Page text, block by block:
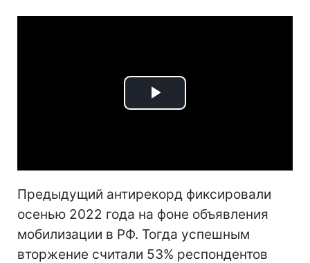
Play
Предыдущий антирекорд фиксировали
осенью 2022 года на фоне объявления
мобилизации в РФ. Тогда успешным
вторжение считали 53% респондентов